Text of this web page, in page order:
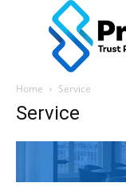
Home Service
Service